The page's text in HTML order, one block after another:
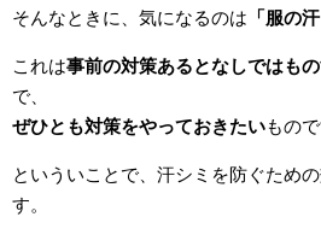
そんなときに、気になるのは 「服の
これは事前の対策あるとなしではも
で、
ぜひとも対策をやっておきたいもので
といういことで、汗シミを防ぐため
す。